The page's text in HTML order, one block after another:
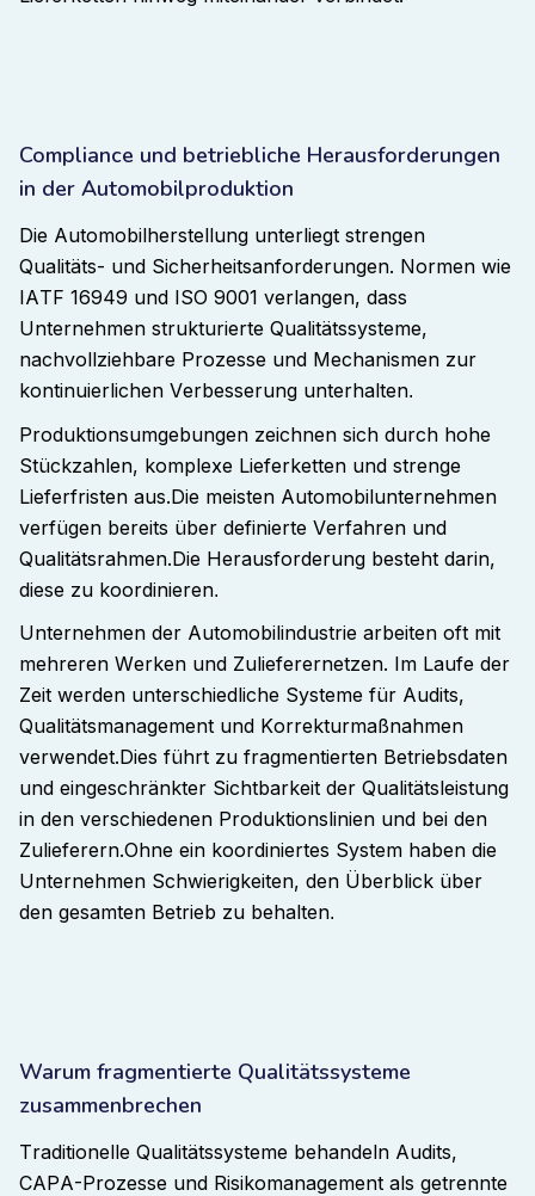
Compliance und betriebliche Herausforderungen
in der Automobilproduktion
Die Automobilherstellung unterliegt strengen
Qualitäts- und Sicherheitsanforderungen. Normen wie
IATF 16949 und ISO 9001 verlangen, dass
Unternehmen strukturierte Qualitätssysteme,
nachvollziehbare Prozesse und Mechanismen zur
kontinuierlichen Verbesserung unterhalten.
Produktionsumgebungen zeichnen sich durch hohe
Stückzahlen, komplexe Lieferketten und strenge
Lieferfristen aus.Die meisten Automobilunternehmen
verfügen bereits über definierte Verfahren und
Qualitätsrahmen.Die Herausforderung besteht darin,
diese zu koordinieren.
Unternehmen der Automobilindustrie arbeiten oft mit
mehreren Werken und Zulieferernetzen. Im Laufe der
Zeit werden unterschiedliche Systeme für Audits,
Qualitätsmanagement und Korrekturmaßnahmen
verwendet.Dies führt zu fragmentierten Betriebsdaten
und eingeschränkter Sichtbarkeit der Qualitätsleistung
in den verschiedenen Produktionslinien und bei den
Zulieferern.Ohne ein koordiniertes System haben die
Unternehmen Schwierigkeiten, den Überblick über
den gesamten Betrieb zu behalten.
Warum fragmentierte Qualitätssysteme
zusammenbrechen
Traditionelle Qualitätssysteme behandeln Audits,
CAPA-Prozesse und Risikomanagement als getrennte